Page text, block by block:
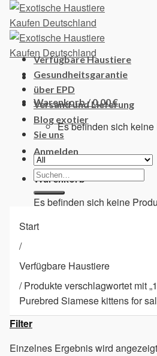
Skip
content
Warenkorb /0,00€
Es befinden sich
Anmelden
Warenkorb
Es befinden sich keine
Verfügbare Haustiere
Gesundheitsgarantie
über EPD
Versand und Lieferung
Blog exotier
Sie uns
Suchen
nach:
Start
/
Verfügbare Haustiere
/Produkte verschlagwortet mit
Purebred Siamese kittens for
Filter
Einzelnes Ergebnis wird angezeigt